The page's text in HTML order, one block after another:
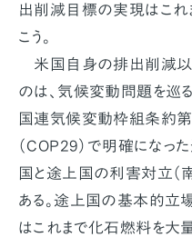
出削減目標の実現はこれ
こう。
米国自身の排出削減以
のは、気候変動問題を巡
国連気候変動枠組条約
（COP29）で明確になっ
国と途上国の利害対立（
ある。途上国の基本的立
はこれまで化石燃料を大